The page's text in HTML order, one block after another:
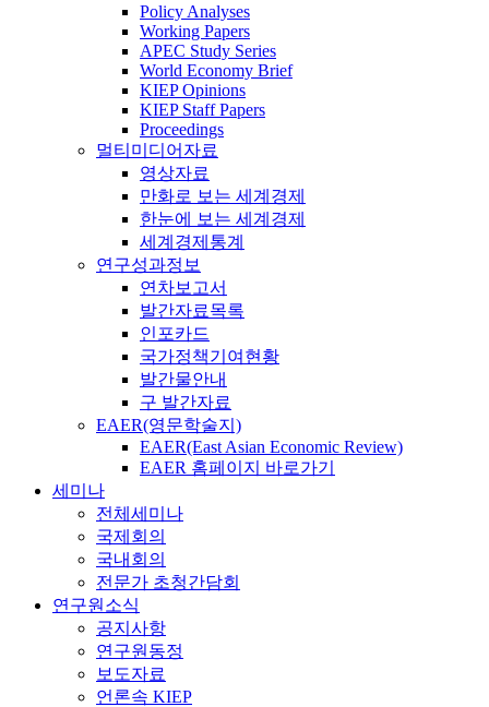
Policy Analyses
Working Papers
APEC Study Series
World Economy Brief
KIEP Opinions
KIEP Staff Papers
Proceedings
멀티미디어자료
영상자료
만화로 보는 세계경제
한눈에 보는 세계경제
세계경제통계
연구성과정보
연차보고서
발간자료목록
인포카드
국가정책기여현황
발간물안내
구 발간자료
EAER(영문학술지)
EAER(East Asian Economic Review)
EAER 홈페이지 바로가기
세미나
전체세미나
국제회의
국내회의
전문가 초청간담회
연구원소식
공지사항
연구원동정
보도자료
언론속 KIEP